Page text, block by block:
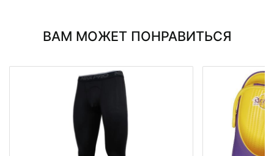
ВАМ МОЖЕТ ПОНРАВИТЬСЯ